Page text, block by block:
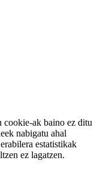
cookie-ak baino ez ditu
nabigatu ahal
estatistikak
ez lagatzen.